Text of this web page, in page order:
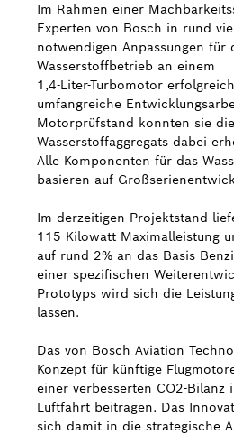
Im Rahmen einer
Experten von Bosch in rund
notwendigen Anpassungen für
Wasserstoffbetrieb an einem
1,4-Liter-Turbomotor
umfangreiche
Motorprüfstand konnten sie
Wasserstoffaggregats dabei
Alle Komponenten für das
basieren auf
Im derzeitigen Projektstand
115 Kilowatt Maximalleistung
auf rund 2% an das Basis
einer spezifischen
Prototyps wird sich die
lassen.
Das von Bosch Aviation
Konzept für künftige
einer verbesserten CO2-Bilanz
Luftfahrt beitragen. Das
sich damit in die strategische